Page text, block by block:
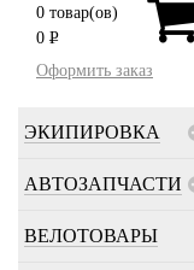
0 товар(ов)
0 P
Оформить заказ
ЭКИПИРОВКА
АВТОЗАПЧАСТИ
ВЕЛОТОВАРЫ